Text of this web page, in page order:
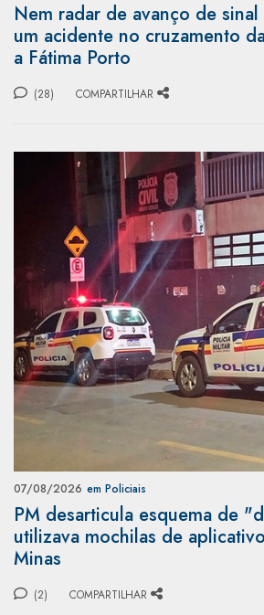
Nem radar de avanço de
um acidente no cruzamento
a Fátima Porto
(28) COMPARTILHAR
07/08/2026 em Policiais
PM desarticula esquema de
utilizava mochilas de
Minas
(2) COMPARTILHAR